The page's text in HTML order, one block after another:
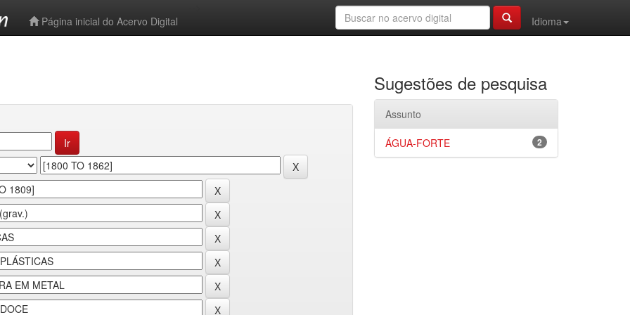
Página inicial do Acervo Digital
Idioma
Sugestões de pesquisa
Assunto
2
ÁGUA-FORTE